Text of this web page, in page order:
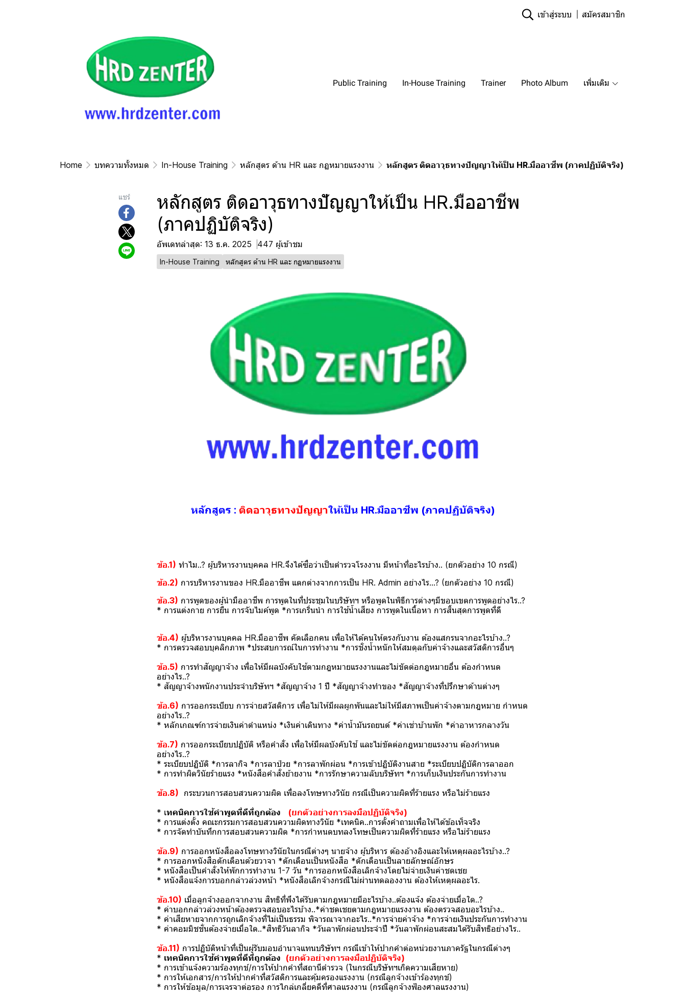
เข้าสู่ระบบ สมัครสมาชิก
Public Training In-House Training Trainer Photo Album เพิ่มเติม
Home บทความทั้งหมด In-House Training หลักสูตร ด้าน HR และ กฏหมายแรงงาน หลักสูตร ติดอาวุธทางปัญญาให้เป็น HR.มืออาชีพ (ภาคปฏิบัติจริง)
แชร์
หลักสูตร ติดอาวุธทางปัญญาให้เป็น HR.มืออาชีพ
(ภาคปฏิบัติจริง)
อัพเดทล่าสุด: 13 ธ.ค. 2025 447 ผู้เข้าชม
In-House Training หลักสูตร ด้าน HR และ กฏหมายแรงงาน
หลักสูตร : ติดอาวุธทางปัญญาให้เป็น HR.มืออาชีพ (ภาคปฏิบัติจริง)
ข้อ.1) ทำไม..? ผู้บริหารงานบุคคล HR.จึงได้ซื่อว่าเป็นตำรวจโรงงาน มีหน้าที่อะไรบ้าง.. (ยกตัวอย่าง 10 กรณี)
ข้อ.2) การบริหารงานของ HR.มืออาชีพ แตกต่างจากการเป็น HR. Admin อย่างไร...? (ยกตัวอย่าง 10 กรณี)
ข้อ.3) การพูดของผู้นำมืออาชีพ การพูดในที่ประชุมในบริษัทฯ หรือพูดในพิธีการต่างๆมีขอบเขตการพูดอย่างไร..?
* การแต่งกาย การยืน การจับไมค์พูด *การเกริ่นนำ การใช้น้ำเสียง การพูดในเนื้อหา การสิ้นสุดการพูดที่ดี
ข้อ.4) ผู้บริหารงานบุคคล HR.มืออาชีพ คัดเลือกคน เพื่อให้ได้คนให้ตรงกับงาน ต้องแสกรนจากอะไรบ้าง..?
* การตรวจสอบบุคลิกภาพ *ประสบการณ์ในการทำงาน *การชั่งน้ำหนักให้สมดุลกับค่าจ้างและสวัสดิการอื่นๆ
ข้อ.5) การทำสัญญาจ้าง เพื่อให้มีผลบังคับใช้ตามกฎหมายแรงงานและไม่ขัดต่อกฎหมายอื่น ต้องกำหนด
อย่างไร..?
* สัญญาจ้างพนักงานประจำบริษัทฯ *สัญญาจ้าง 1 ปี *สัญญาจ้างทำของ *สัญญาจ้างที่ปรึกษาด้านต่างๆ
ข้อ.6) การออกระเบียบ การจ่ายสวัสดิการ เพื่อไม่ให้มีผลผูกพันและไม่ให้มีสภาพเป็นค่าจ้างตามกฎหมาย กำหนด
อย่างไร..?
* หลักเกณฑ์การจ่ายเงินค่าตำแหน่ง *เงินค่าเดินทาง *ค่าน้ำมันรถยนต์ *ค่าเช่าบ้านพัก *ค่าอาหารกลางวัน
ข้อ.7) การออกระเบียบปฏิบัติ หรือคำสั่ง เพื่อให้มีผลบังคับใช้ และไม่ขัดต่อกฎหมายแรงงาน ต้องกำหนด
อย่างไร..?
* ระเบียบปฏิบัติ *การลากิจ *การลาป่วย *การลาพักผ่อน *การเข้าปฏิบัติงานสาย *ระเบียบปฏิบัติการลาออก
* การทำผิดวินัยร้ายแรง *หนังสือคำสั่งย้ายงาน *การรักษาความลับบริษัทฯ *การเก็บเงินประกันการทำงาน
ข้อ.8) กระบวนการสอบสวนความผิด เพื่อลงโทษทางวินัย กรณีเป็นความผิดที่ร้ายแรง หรือไม่ร้ายแรง
* เทคนิคการใช้คำพูดที่ดีที่ถูกต้อง
(ยกตัวอย่างการลงมือปฏิบัติจริง)
* การแต่งตั้ง คณะกรรมการสอบสวนความผิดทางวินัย *เทคนิค..การตั้งคำถามเพื่อให้ได้ข้อเท็จจริง
* การจัดทำบันทึกการสอบสวนความผิด *การกำหนดบทลงโทษเป็นความผิดที่ร้ายแรง หรือไม่ร้ายแรง
ข้อ.9) การออกหนังสือลงโทษทางวินัยในกรณีต่างๆ นายจ้าง ผู้บริหาร ต้องอ้างอิงและให้เหตุผลอะไรบ้าง..?
* การออกหนังสือตักเตือนด้วยวาจา *ตักเตือนเป็นหนังสือ *ตักเตือนเป็นลายลักษณ์อักษร
* หนังสือเป็นคำสั่งให้พักการทำงาน 1-7 วัน *การออกหนังสือเลิกจ้างโดยไม่จ่ายเงินค่าชดเชย
* หนังสือแจ้งการบอกกล่าวล่วงหน้า *หนังสือเลิกจ้างกรณีไม่ผ่านทดลองงาน ต้องให้เหตุผลอะไร.
ข้อ.10) เมื่อลูกจ้างออกจากงาน สิทธิที่พึงได้รับตามกฎหมายมีอะไรบ้าง..ต้องแจ้ง ต้องจ่ายเมื่อใด..?
* ค่าบอกกล่าวล่วงหน้าต้องตรวจสอบอะไรบ้าง..*ค่าชดเชยตามกฎหมายแรงงาน ต้องตรวจสอบอะไรบ้าง..
* ค่าเสียหายจากการถูกเลิกจ้างที่ไม่เป็นธรรม พิจารณาจากอะไร..*การจ่ายค่าจ้าง *การจ่ายเงินประกันการทำงาน
* ค่าคอมมิชชั่นต้องจ่ายเมื่อใด..*สิทธิวันลากิจ *วันลาพักผ่อนประจำปี *วันลาพักผ่อนสะสมได้รับสิทธิอย่างไร..
ข้อ.11) การปฏิบัติหน้าที่เป็นผู้รับมอบอำนาจแทนบริษัทฯ กรณีเข้าให้ปากคำต่อหน่วยงานภาครัฐในกรณีต่างๆ
* เทคนิคการใช้คำพูดที่ดีที่ถูกต้อง (ยกตัวอย่างการลงมือปฏิบัติจริง)
* การเข้าแจ้งความร้องทุกข์/การให้ปากคำที่สถานีตำรวจ (ในกรณีบริษัทฯเกิดความเสียหาย)
* การให้เอกสาร/การให้ปากคำที่สวัสดิการและคุ้มครองแรงงาน (กรณีลูกจ้างเข้าร้องทุกข์)
* การให้ข้อมูล/การเจรจาต่อรอง การไกล่เกลี่ยคดีที่ศาลแรงงาน (กรณีลูกจ้างฟ้องศาลแรงงาน)